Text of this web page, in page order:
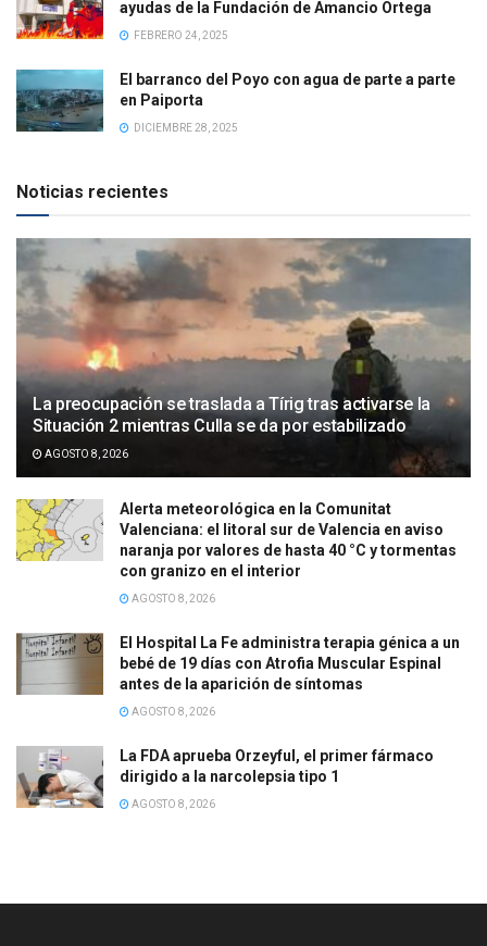
ayudas de la Fundación de Amancio Ortega
FEBRERO 24, 2025
El barranco del Poyo con agua de parte a parte
en Paiporta
DICIEMBRE 28, 2025
Noticias recientes
La preocupación se traslada a Tírig tras activarse la
Situación 2 mientras Culla se da por estabilizado
AGOSTO 8, 2026
Alerta meteorológica en la Comunitat
Valenciana: el litoral sur de Valencia en aviso
naranja por valores de hasta 40 °C y tormentas
con granizo en el interior
AGOSTO 8, 2026
El Hospital La Fe administra terapia génica a un
bebé de 19 días con Atrofia Muscular Espinal
antes de la aparición de síntomas
AGOSTO 8, 2026
La FDA aprueba Orzeyful, el primer fármaco
dirigido a la narcolepsia tipo 1
AGOSTO 8, 2026